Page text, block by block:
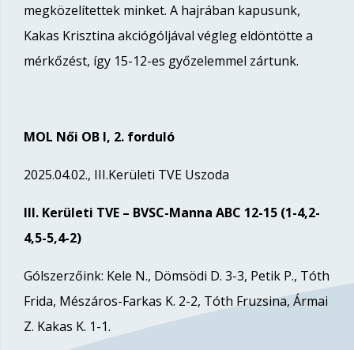
megközelítettek minket. A hajrában kapusunk,
Kakas Krisztina akciógóljával végleg eldöntötte a
mérkőzést, így 15-12-es győzelemmel zártunk.
MOL Női OB I, 2. forduló
2025.04.02., III.Kerületi TVE Uszoda
III. Kerületi TVE – BVSC-Manna ABC 12-15 (1-4,2-
4,5-5,4-2)
Gólszerzőink: Kele N., Dömsödi D. 3-3, Petik P., Tóth
Frida, Mészáros-Farkas K. 2-2, Tóth Fruzsina, Ármai
Z. Kakas K. 1-1.